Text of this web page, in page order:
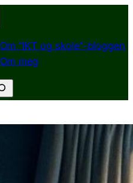
Om “IKT og skole”-bloggen
Om meg